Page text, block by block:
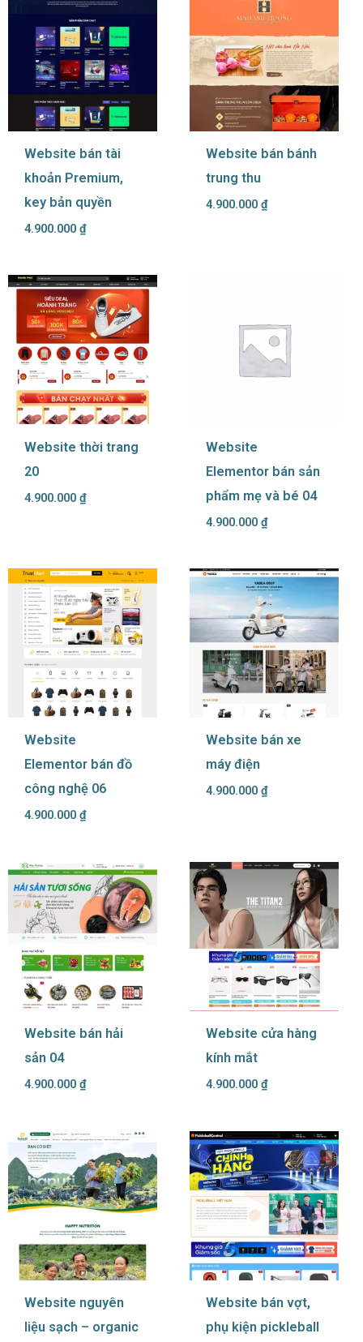
Website bán tài
khoản Premium,
key bản quyền
4.900.000 ₫
Website bán bánh
trung thu
4.900.000 ₫
Website thời trang
20
4.900.000 ₫
Website
Elementor bán sản
phẩm mẹ và bé 04
4.900.000 ₫
Website
Elementor bán đồ
công nghệ 06
4.900.000 ₫
Website bán xe
máy điện
4.900.000 ₫
Website bán hải
sản 04
4.900.000 ₫
Website cửa hàng
kính mắt
4.900.000 ₫
Website nguyên
liệu sạch – organic
Website bán vợt,
phụ kiện pickleball